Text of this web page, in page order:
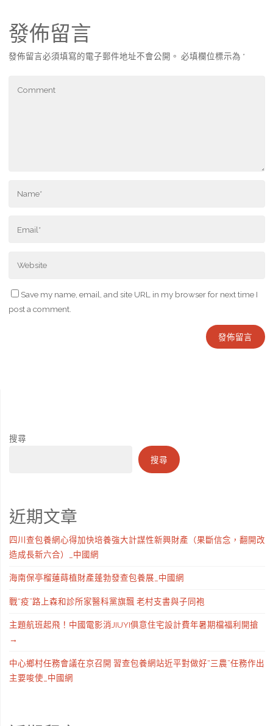
發佈留言
發佈留言必須填寫的電子郵件地址不會公開。 必填欄位標示為 *
Save my name, email, and site URL in my browser for next time I
post a comment.
搜尋
搜尋
近期文章
四川查包養網心得加快培養強大計謀性新興財產（果斷信念，翻開改
造成長新六合）_中國網
海南保亭榴蓮蒔植財產蓬勃發查包養展_中國網
戰“疫”路上森和診所家醫科黨旗飄 老村支書與子同袍
主題航班起飛！中國電影消JIUYI俱意住宅設計費年暑期檔福利開搶
→
中心鄉村任務會議在京召開 習查包養網站近平對做好“三農”任務作出
主要唆使_中國網